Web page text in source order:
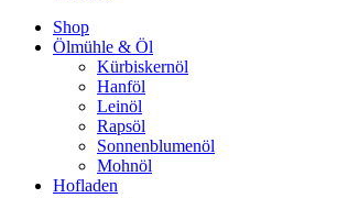
Shop
Ölmühle & Öl
Kürbiskernöl
Hanföl
Leinöl
Rapsöl
Sonnenblumenöl
Mohnöl
Hofladen